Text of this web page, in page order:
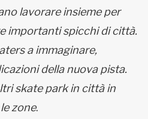
lavorare insieme per
importanti spicchi di città.
a immaginare,
della nuova pista.
skate park in città in
zone.